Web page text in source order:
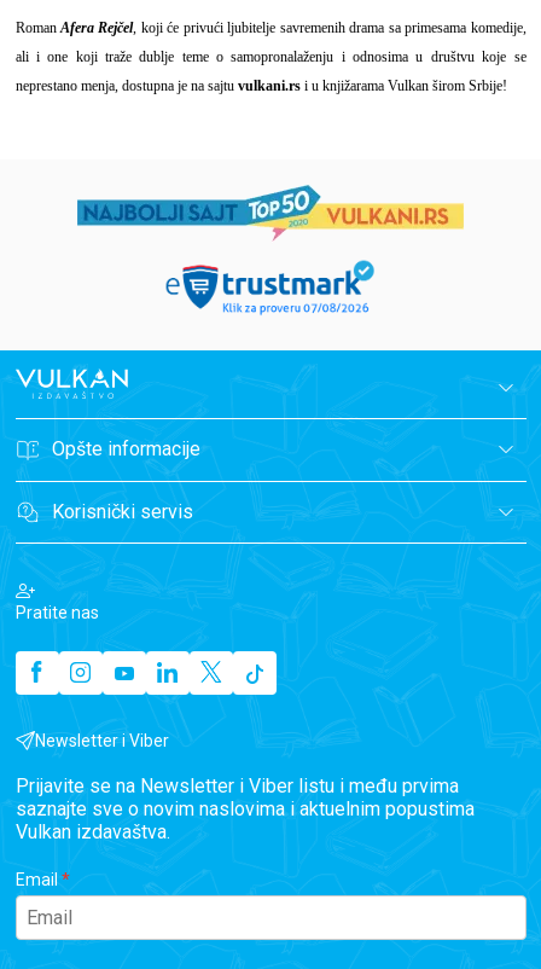
RomanAfera Rejčel, koji će privući ljubitelje savremenih drama sa primesama komedije,
ali i one koji traže dublje teme o samopronalaženju i odnosima u društvu koje se
neprestano menja, dostupna je na sajtu vulkani.rsi u knjižarama Vulkan širom Srbije!
Opšte informacije
Korisnički servis
Pratite nas
Newsletter i Viber
Prijavite se na Newsletter i Viber listu i među prvima
saznajte sve o novim naslovima i aktuelnim popustima
Vulkan izdavaštva.
Email